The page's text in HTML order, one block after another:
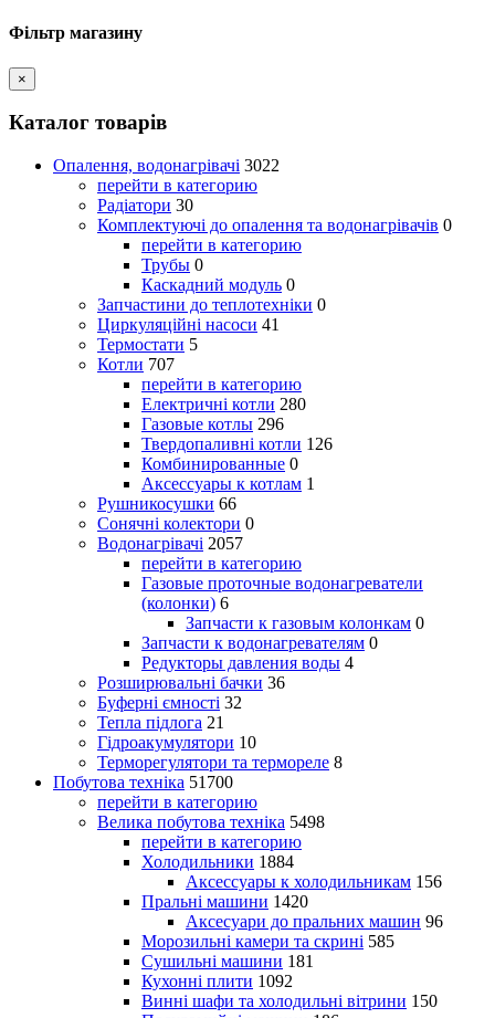
Фільтр магазину
×
Каталог товарів
Опалення, водонагрівачі 3022
перейти в категорию
Радіатори 30
Комплектуючі до опалення та водонагрівачів 0
перейти в категорию
Трубы 0
Каскадний модуль 0
Запчастини до теплотехніки 0
Циркуляційні насоси 41
Термостати 5
Котли 707
перейти в категорию
Електричні котли 280
Газовые котлы 296
Твердопаливні котли 126
Комбинированные 0
Аксессуары к котлам 1
Рушникосушки 66
Сонячні колектори 0
Водонагрівачі 2057
перейти в категорию
Газовые проточные водонагреватели
(колонки) 6
Запчасти к газовым колонкам 0
Запчасти к водонагревателям 0
Редукторы давления воды 4
Розширювальні бачки 36
Буферні ємності 32
Тепла підлога 21
Гідроакумулятори 10
Терморегулятори та термореле 8
Побутова техніка 51700
перейти в категорию
Велика побутова техніка 5498
перейти в категорию
Холодильники 1884
Аксессуары к холодильникам 156
Пральні машини 1420
Аксесуари до пральних машин 96
Морозильні камери та скрині 585
Сушильні машини 181
Кухонні плити 1092
Винні шафи та холодильні вітрини 150